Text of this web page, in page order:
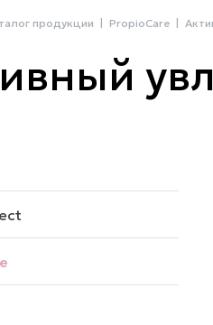
продукции PropioCare